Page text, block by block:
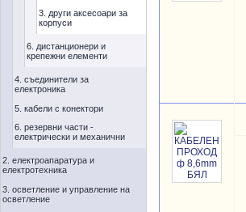
3. други аксесоари за
корпуси
6. дистанционери и
крепежни елементи
4. съединители за
електроника
5. кабели с конектори
6. резервни части -
електрически и механични
2. електроапаратура и
електротехника
3. осветление и управление на
осветление